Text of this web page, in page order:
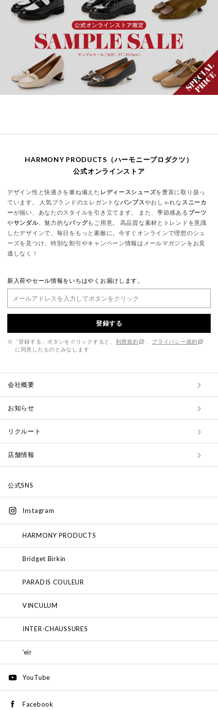
HARMONY PRODUCTS（ハーモニープロダクツ）
公式オンラインストア
デザイン性と快適さを兼ね備えた レディースシューズを豊富に取り扱っ
ています。 人気ブランドのエレガントなパンプスやおしゃれな スニーカ
ーが揃い、あなたのスタイルを引き立てます。 また、季節感ある ブーツ
やサンダル、魅力的なバッグもご用意。 高品質な素材とトレンドを意識
したデザインで、毎日をもっと素敵に。今すぐオンラインで理想のシュ
ーズを見つけ、特別な割引やキャンペーン情報はメールマガジンをお見
逃しなく！
新入荷やセール情報をいちはやくお届けします。
登録する
※「登録する」ボタンをクリックすると、 利用規約
プライバシー規約
に同意したものとみなします
会社概要
お知らせ
リクルート
店舗情報
公式SNS
Instagram
HARMONY PRODUCTS
Bridget Birkin
PARADIS COULEUR
VINCULUM
INTER-CHAUSSURES
'eir
YouTube
Facebook